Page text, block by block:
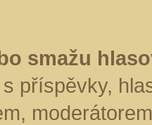
smažu
příspěvky,